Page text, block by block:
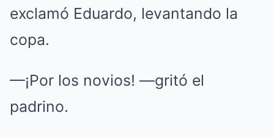
exclamó Eduardo, levantando la
copa.
—¡Por los novios! —gritó el
padrino.